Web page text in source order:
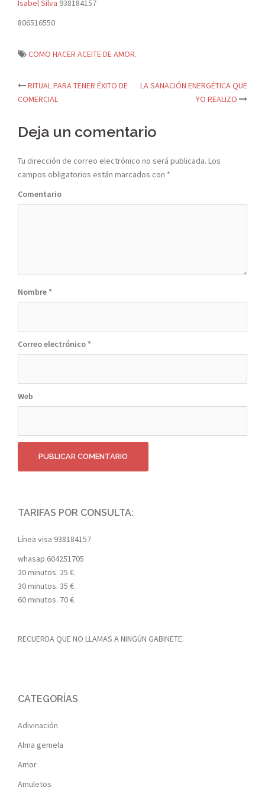
Isabel Silva 938184157
806516550
COMO HACER ACEITE DE AMOR.
Navegación
de
entradas
RITUAL PARA TENER ÉXITO DE
COMERCIAL
LA SANACIÓN ENERGÉTICA QUE
YO REALIZO
Deja un comentario
Tu dirección de correo electrónico no será publicada. Los
campos obligatorios están marcados con *
Comentario
Nombre *
Correo electrónico *
Web
TARIFAS POR CONSULTA:
Línea visa 938184157
whasap 604251705
20 minutos. 25 €.
30 minutos. 35 €.
60 minutos. 70 €.
RECUERDA QUE NO LLAMAS A NINGÚN GABINETE.
CATEGORÍAS
Adivinación
Alma gemela
Amor
Amuletos